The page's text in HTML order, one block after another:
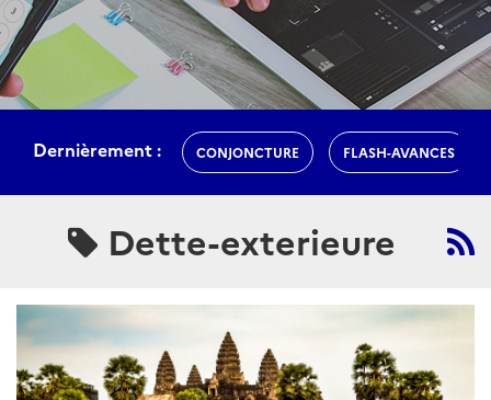
Dernièrement : CONJONCTURE FLASH-AVANCES
Dette-exterieure